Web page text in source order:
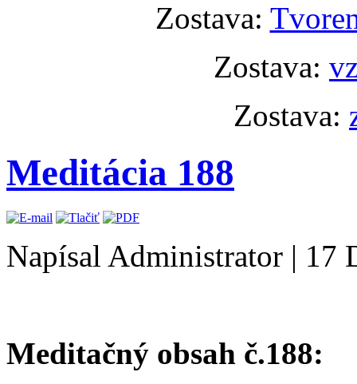
Zostava:
Zostava:
Zostava:
Meditácia 188
Napísal Administrator | 17
Meditačný obsah č.188: